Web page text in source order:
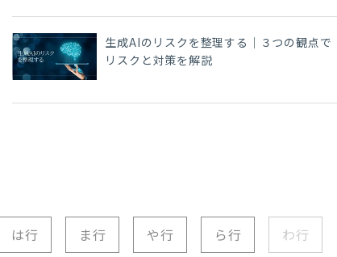
生成AIのリスクを整理する｜３つの観点で
リスクと対策を解説
は行 ま行 や行 ら行 わ行